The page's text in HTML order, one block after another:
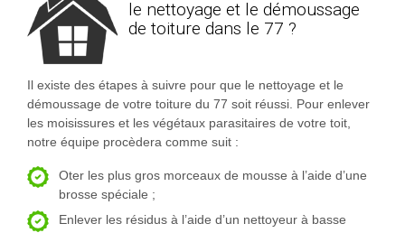
le nettoyage et le démoussage
de toiture dans le 77 ?
Il existe des étapes à suivre pour que le nettoyage et le
démoussage de votre toiture du 77 soit réussi. Pour enlever
les moisissures et les végétaux parasitaires de votre toit,
notre équipe procèdera comme suit :
Oter les plus gros morceaux de mousse à l’aide d’une
brosse spéciale ;
Enlever les résidus à l’aide d’un nettoyeur à basse